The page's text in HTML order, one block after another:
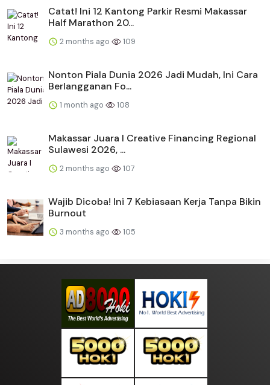
Catat! Ini 12 Kantong Parkir Resmi Makassar
Half Marathon 20...
2 months ago 109
Nonton Piala Dunia 2026 Jadi Mudah, Ini Cara
Berlangganan Fo...
1 month ago 108
Makassar Juara I Creative Financing Regional
Sulawesi 2026, ...
2 months ago 107
Wajib Dicoba! Ini 7 Kebiasaan Kerja Tanpa Bikin
Burnout
3 months ago 105